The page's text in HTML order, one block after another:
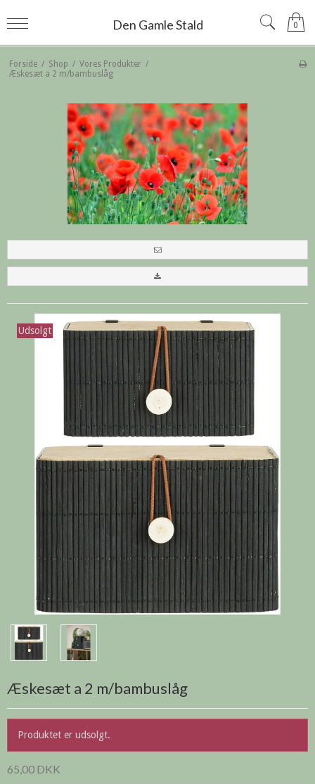
Den Gamle Stald 0
Forside / Shop / Vores Produkter /
Æskesæt a 2 m/bambuslåg
Udsolgt
Æskesæt a 2 m/bambuslåg
Produktet er udsolgt.
65,00 DKK